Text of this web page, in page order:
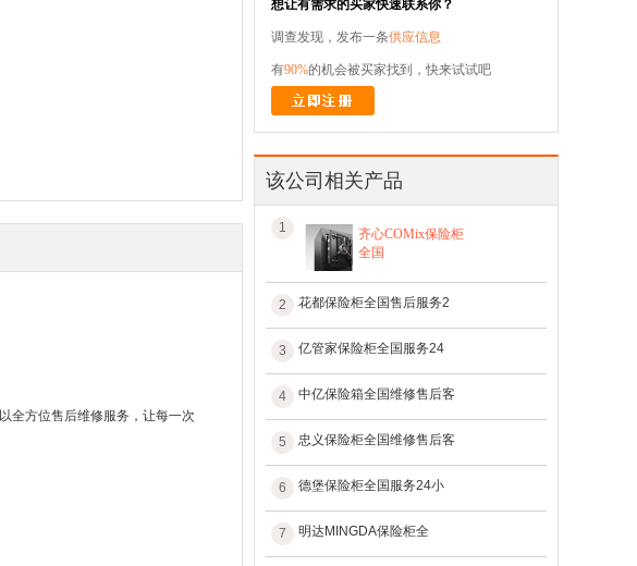
全方位售后维修服务，让每一次
想让有需求的买家快速联系你？
调查发现，发布一条供应信息
有90%的机会被买家找到，快来试试吧
该公司相关产品
1
齐心COMix保险柜
全国
2 花都保险柜全国售后服务2
3 亿管家保险柜全国服务24
4 中亿保险箱全国维修售后客
5 忠义保险柜全国维修售后客
6 德堡保险柜全国服务24小
7 明达MINGDA保险柜全